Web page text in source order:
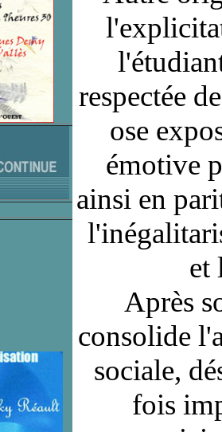
respectée
ose
émotive
ainsi en
et
Après
consolide
sociale,
fois